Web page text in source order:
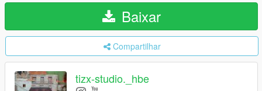
Baixar
Compartilhar
tizx-studio._hbe